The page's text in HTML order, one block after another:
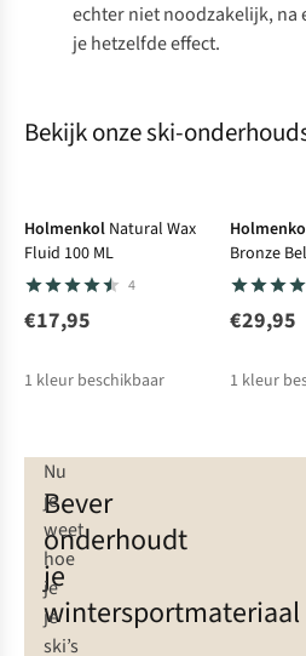
echter niet noodzakelijk,
je hetzelfde effect.
Bekijk onze ski-
Holmenkol Natural Wax
Fluid 100 ML
4
€17,95
1 kleur beschikbaar
Bronze
€29,95
1 kleur
Bever
onderhoudt
je
wintersportmateriaal
Nu
je
weet
hoe
je
je
ski’s